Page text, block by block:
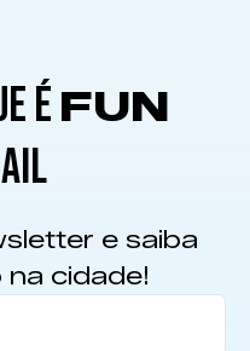
É FUN
e saiba
cidade!